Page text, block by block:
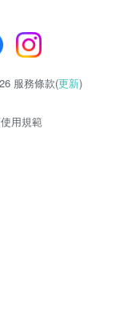
服務條款(更新)
用規範